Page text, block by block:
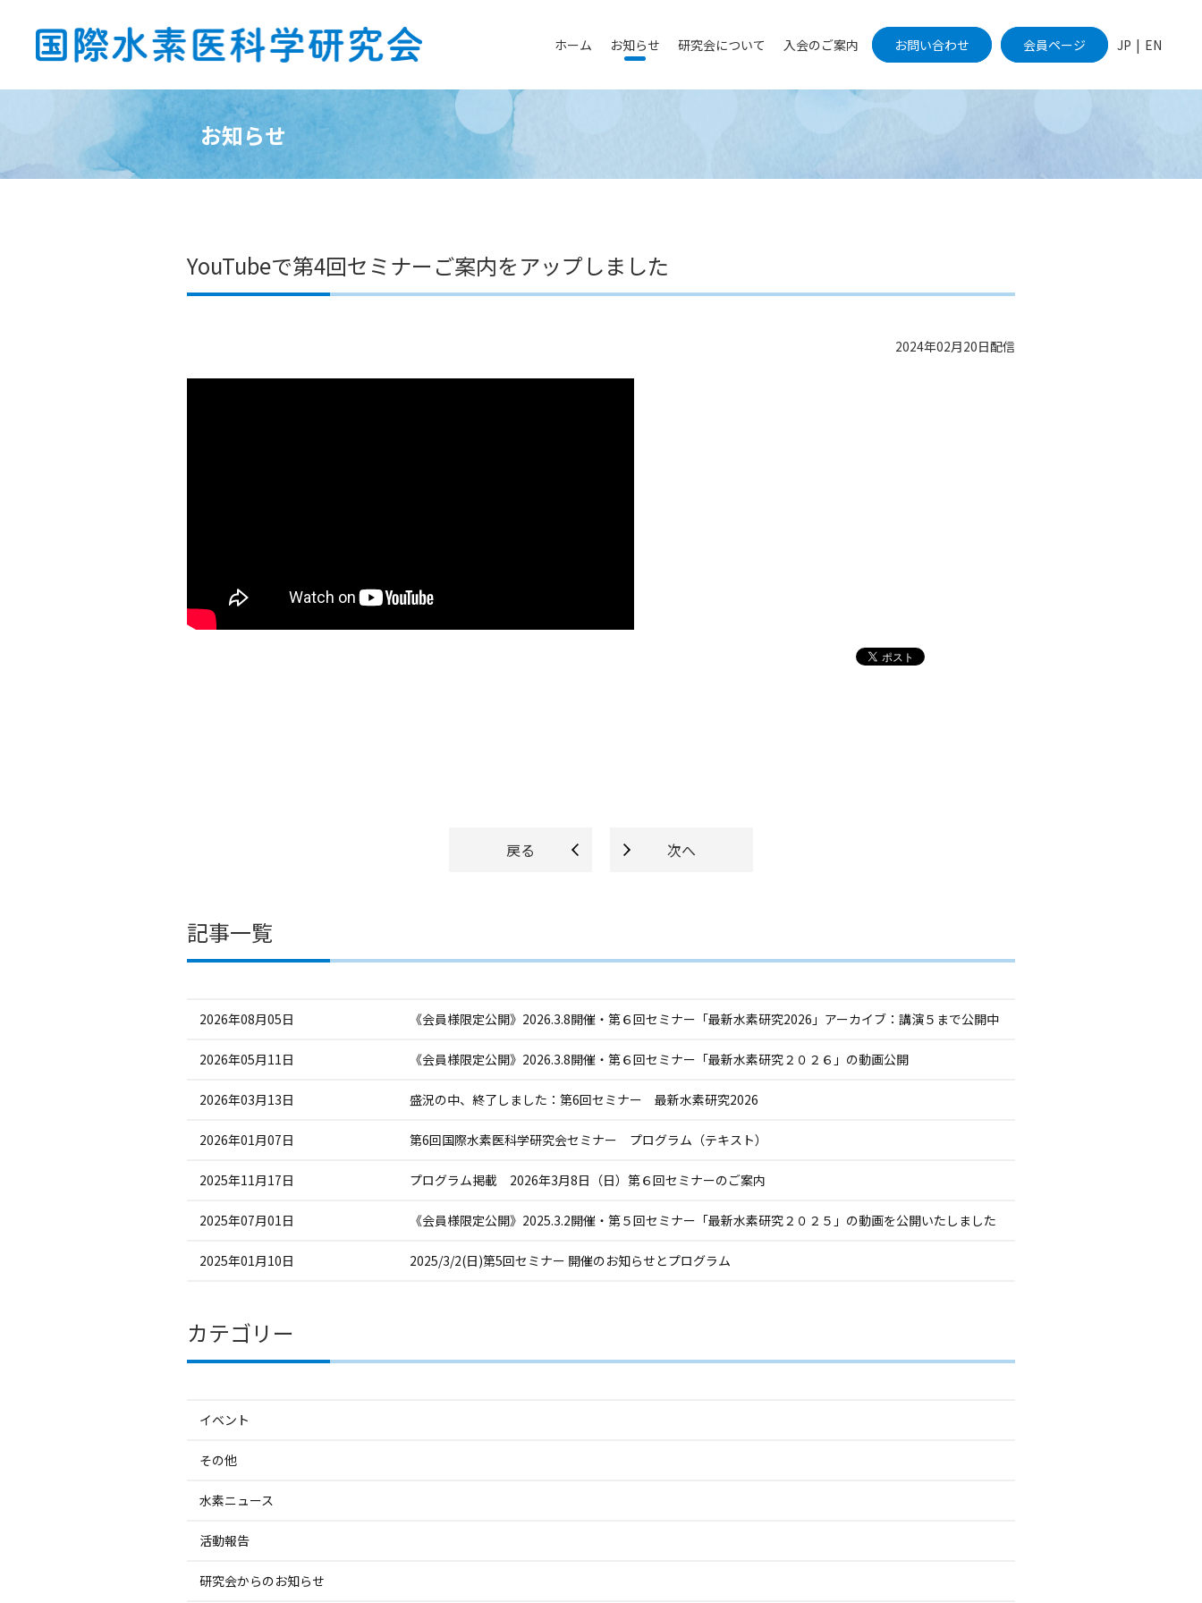
ホーム お知らせ 研究会について 入会のご案内 お問い合わせ 会員ページ JP | EN
お知らせ
YouTubeで第4回セミナーご案内をアップしました
2024年02月20日配信
戻る 次へ
記事一覧
2026年08月05日 《会員様限定公開》2026.3.8開催・第６回セミナー「最新水素研究2026」アーカイブ：講演５まで公開中
2026年05月11日 《会員様限定公開》2026.3.8開催・第６回セミナー「最新水素研究２０２６」の動画公開
2026年03月13日 盛況の中、終了しました：第6回セミナー 最新水素研究2026
2026年01月07日 第6回国際水素医科学研究会セミナー プログラム（テキスト）
2025年11月17日 プログラム掲載 2026年3月8日（日）第６回セミナーのご案内
2025年07月01日 《会員様限定公開》2025.3.2開催・第５回セミナー「最新水素研究２０２５」の動画を公開いたしました
2025年01月10日 2025/3/2(日)第5回セミナー 開催のお知らせとプログラム
カテゴリー
イベント
その他
水素ニュース
活動報告
研究会からのお知らせ